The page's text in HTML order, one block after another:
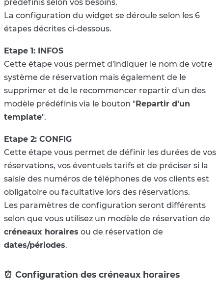
prédéfinis selon vos besoins.
La configuration du widget se déroule selon les 6
étapes décrites ci-dessous.
Etape 1: INFOS
Cette étape vous permet d'indiquer le nom de votre
système de réservation mais également de le
supprimer et de le recommencer repartir d'un des
modèle prédéfinis via le bouton " Repartir d'un
template".
Etape 2: CONFIG
Cette étape vous permet de définir les durées de vos
réservations, vos éventuels tarifs et de préciser si la
saisie des numéros de téléphones de vos clients est
obligatoire ou facultative lors des réservations.
Les paramètres de configuration seront différents
selon que vous utilisez un modèle de réservation de
créneaux horaires ou de réservation de
dates/périodes.
⏰ Configuration des créneaux horaires